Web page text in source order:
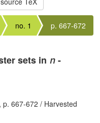
no. 1 p. 667-672
sets in n -
p. 667-672 / Harvested